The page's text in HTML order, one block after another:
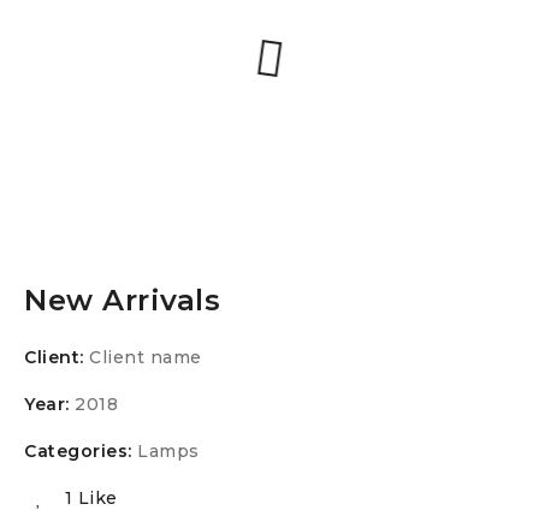
New Arrivals
Client: Client name
Year: 2018
Categories: Lamps
1 Like